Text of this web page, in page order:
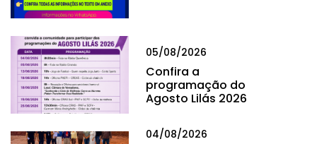
05/08/2026
Confira a
programação do
Agosto Lilás 2026
04/08/2026